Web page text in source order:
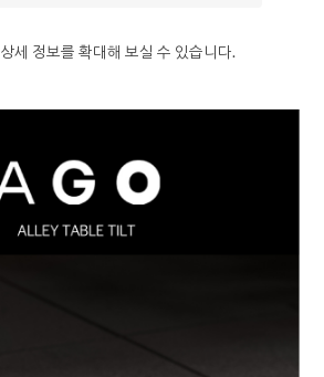
상세 정보를 확대해 보실 수 있습니다.